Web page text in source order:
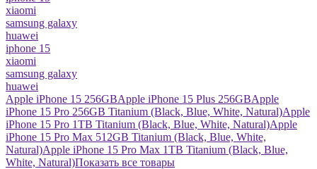
xiaomi
samsung galaxy
huawei
iphone 15
xiaomi
samsung galaxy
huawei
Apple iPhone 15 256GBApple iPhone 15 Plus 256GBApple
iPhone 15 Pro 256GB Titanium (Black, Blue, White, Natural)Apple
iPhone 15 Pro 1TB Titanium (Black, Blue, White, Natural)Apple
iPhone 15 Pro Max 512GB Titanium (Black, Blue, White,
Natural)Apple iPhone 15 Pro Max 1TB Titanium (Black, Blue,
White, Natural)Показать все товары